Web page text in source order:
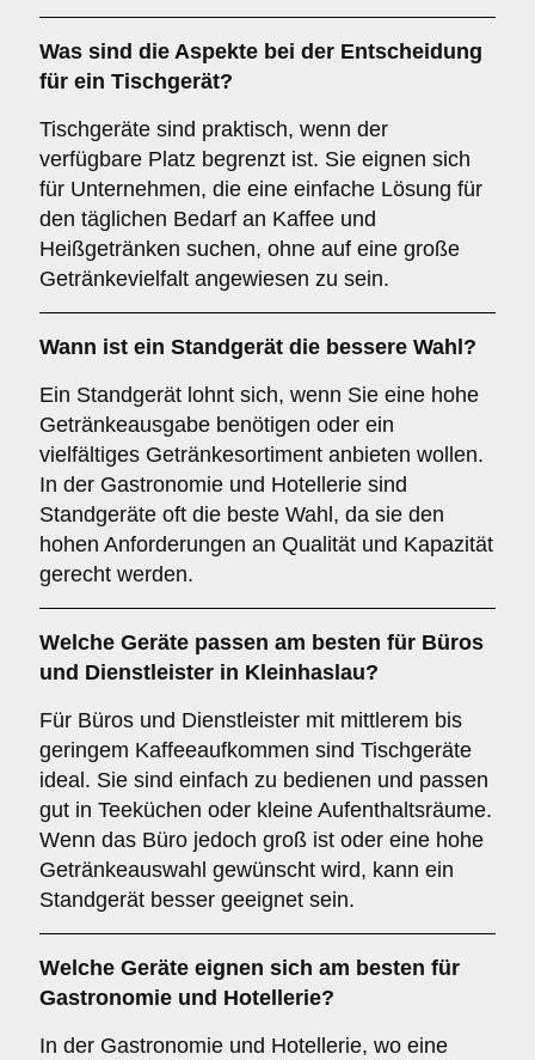
Was sind die Aspekte bei der Entscheidung
für ein Tischgerät?
Tischgeräte sind praktisch, wenn der
verfügbare Platz begrenzt ist. Sie eignen sich
für Unternehmen, die eine einfache Lösung für
den täglichen Bedarf an Kaffee und
Heißgetränken suchen, ohne auf eine große
Getränkevielfalt angewiesen zu sein.
Wann ist ein Standgerät die bessere Wahl?
Ein Standgerät lohnt sich, wenn Sie eine hohe
Getränkeausgabe benötigen oder ein
vielfältiges Getränkesortiment anbieten wollen.
In der Gastronomie und Hotellerie sind
Standgeräte oft die beste Wahl, da sie den
hohen Anforderungen an Qualität und Kapazität
gerecht werden.
Welche Geräte passen am besten für Büros
und Dienstleister in Kleinhaslau?
Für Büros und Dienstleister mit mittlerem bis
geringem Kaffeeaufkommen sind Tischgeräte
ideal. Sie sind einfach zu bedienen und passen
gut in Teeküchen oder kleine Aufenthaltsräume.
Wenn das Büro jedoch groß ist oder eine hohe
Getränkeauswahl gewünscht wird, kann ein
Standgerät besser geeignet sein.
Welche Geräte eignen sich am besten für
Gastronomie und Hotellerie?
In der Gastronomie und Hotellerie, wo eine